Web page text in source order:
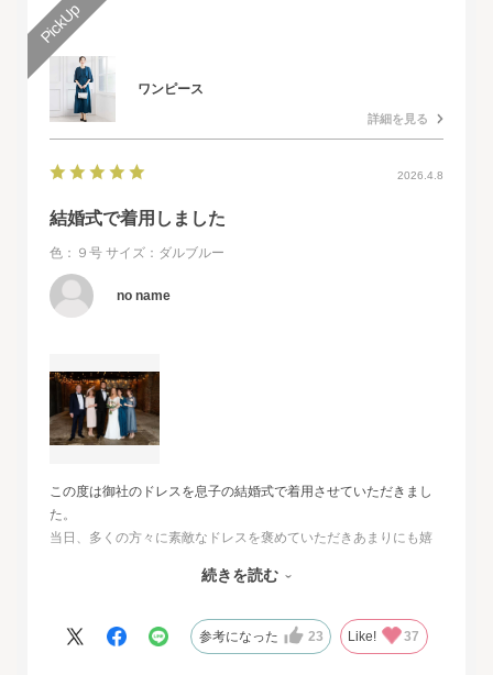
ワンピース
詳細を見る
2026.4.8
結婚式で着用しました
色：９号 サイズ：ダルブルー
no name
この度は御社のドレスを息子の結婚式で着用させていただきまし
た。
当日、多くの方々に素敵なドレスを褒めていただきあまりにも嬉
その旨をお伝えさせていただきたいと思いました。とても素敵な
人生最高の幸せな日に華を添えていただき、心より感謝申し上げ
続きを読む
参考になった 23 Like! 37